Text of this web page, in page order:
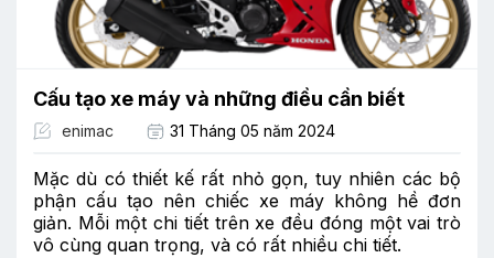
Cấu tạo xe máy và những điều cần biết
enimac 31 Tháng 05 năm 2024
Mặc dù có thiết kế rất nhỏ gọn, tuy nhiên các bộ
phận cấu tạo nên chiếc xe máy không hề đơn
giản. Mỗi một chi tiết trên xe đều đóng một vai trò
vô cùng quan trọng, và có rất nhiều chi tiết.